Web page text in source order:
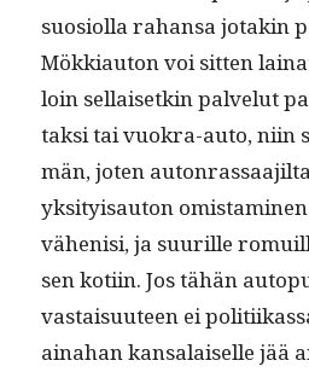
suo­si­ol­la rahansa jotakin
Mökki­au­ton voi sit­ten
loin sel­l­aisetkin palve­lut
tak­si tai vuokra-auto, niin
män, joten
yksi­ty­isau­ton
vähenisi, ja suurille
sen koti­in. Jos tähän
vas­taisu­u­teen ei
aina­han kansalaiselle jää